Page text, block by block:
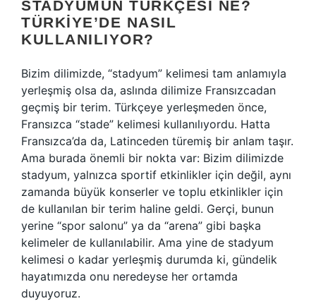
STADYUMUN TÜRKÇESI NE?
TÜRKIYE’DE NASIL
KULLANILIYOR?
Bizim dilimizde, “stadyum” kelimesi tam anlamıyla
yerleşmiş olsa da, aslında dilimize Fransızcadan
geçmiş bir terim. Türkçeye yerleşmeden önce,
Fransızca “stade” kelimesi kullanılıyordu. Hatta
Fransızca’da da, Latinceden türemiş bir anlam taşır.
Ama burada önemli bir nokta var: Bizim dilimizde
stadyum, yalnızca sportif etkinlikler için değil, aynı
zamanda büyük konserler ve toplu etkinlikler için
de kullanılan bir terim haline geldi. Gerçi, bunun
yerine “spor salonu” ya da “arena” gibi başka
kelimeler de kullanılabilir. Ama yine de stadyum
kelimesi o kadar yerleşmiş durumda ki, gündelik
hayatımızda onu neredeyse her ortamda
duyuyoruz.